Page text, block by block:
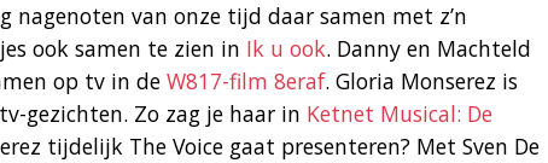
nagenoten van onze tijd daar samen met z’n
ook samen te zien in Ik u ook. Danny en Machteld
op tv in de W817-film 8eraf. Gloria Monserez is
gezichten. Zo zag je haar in Ketnet Musical: De
tijdelijk The Voice gaat presenteren? Met Sven De